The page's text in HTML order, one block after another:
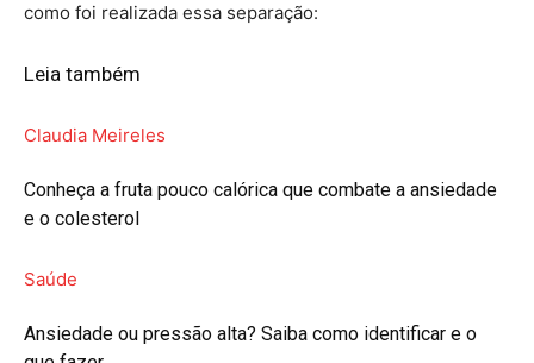
como foi realizada essa separação:
Leia também
Claudia Meireles
Conheça a fruta pouco calórica que combate a ansiedade
e o colesterol
Saúde
Ansiedade ou pressão alta? Saiba como identificar e o